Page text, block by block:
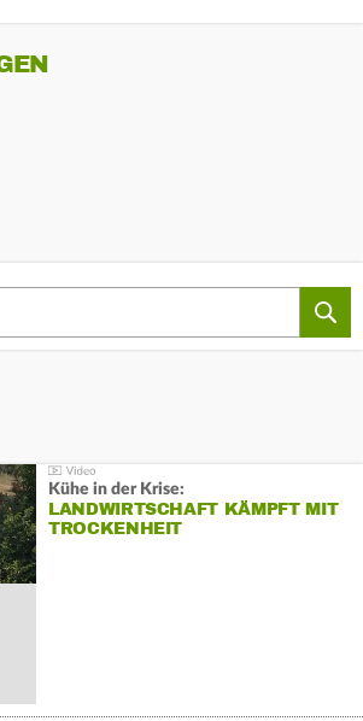
Kühe in der Krise:
LANDWIRTSCHAFT KÄMPFT MIT
TROCKENHEIT